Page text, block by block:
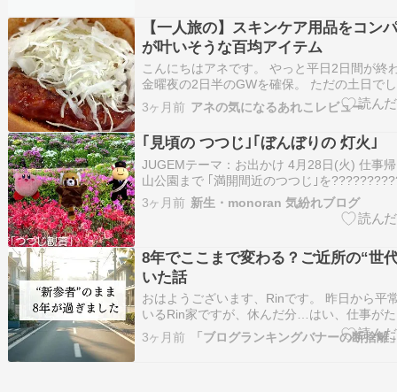
が助言
【一人旅の】スキンケア用品をコン
が叶いそうな百均アイテム
こんにちはアネです。 やっと平日2日間が終
金曜夜の2日半のGWを確保。 ただの土日で
大型連休ですよに変換して断捨離と整理整頓
前にモスバーガーでカツバーガーを。 熱々
るようにキャベツを程良く平たくして黙々と
タン…
3ヶ月前 アネの気になるあれこレビュー
｢見頃の つつじ｣｢ぼんぼりの 灯火｣
JUGEMテーマ：お出かけ 4月28日(火) 仕事
山公園まで ｢満開間近のつつじ｣を
ました???????????? 動画 1-1:4月28日·ワ
｢西山公園の つつじ｣[鯖江市] 動画 1-2:西山
3ヶ月前 新生・monoran 気紛れブログ
8年でここまで変わる？ご近所の“世
いた話
おはようございます、Rinです。 昨日から平
いるRin家ですが、休んだ分…はい、仕事が
たよ。夫も私も疲労困憊の木曜でした。 き
を有給休暇にして日曜日まで大型連休にして
3ヶ月前